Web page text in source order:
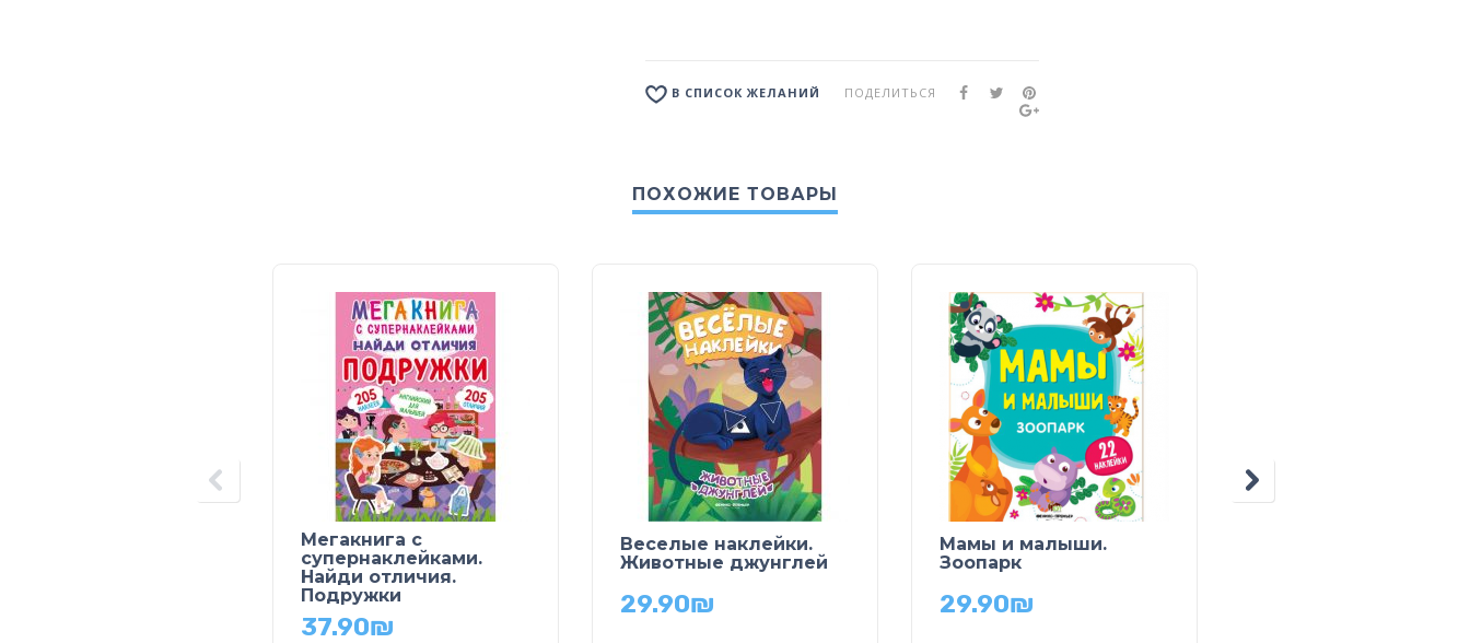
В СПИСОК ЖЕЛАНИЙ ПОДЕЛИТЬСЯ
ПОХОЖИЕ ТОВАРЫ
Мегакнига с
супернаклейками.
Найди отличия.
Подружки
37.90₪
Веселые наклейки.
Животные джунглей
29.90₪
Мамы и малыши.
Зоопарк
29.90₪